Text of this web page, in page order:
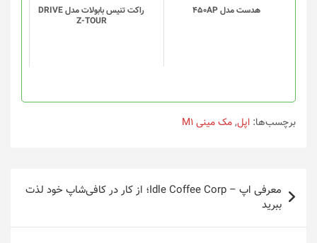
هدست مدل 450AP
راکت تنیس بابولات مدل DRIVE
Z-TOUR
برچسب‌ها: اپل,مک مینی M1
راهبری
نوشته
معرفی اپ – Idle Coffee Corp؛ از کار در کافی‌شاپ خود لذت
ببرید